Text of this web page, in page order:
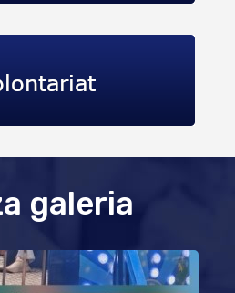
galeria